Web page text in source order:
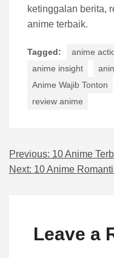
ketinggalan berita,
anime terbaik.
Tagged: anime
anime insight
Anime Wajib Tonton
review anime
Navigasi
Previous: 10 Anime Terbaik
Next: 10 Anime Romantis
Leave a